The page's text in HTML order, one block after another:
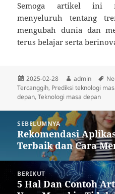
Semoga artikel ini
menyeluruh tentang
mengubah dunia dan
terus belajar serta
Diposkan
pada
2025-02-28 Penulis
admin
Tercanggih, Prediksi teknologi
depan,Teknologi masa depan
SEBELUMNYA
Pos
sebelumnya:
Rekomendasi
Terbaik dan Cara
BERIKUT
Pos
5 Hal Dan Contoh